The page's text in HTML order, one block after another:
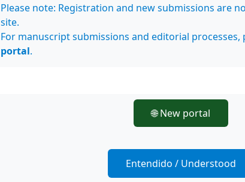
Información
Please note: Registration and new submissions are
site.
For manuscript submissions and editorial processes,
portal.
🌐 New portal
Entendido / Understood